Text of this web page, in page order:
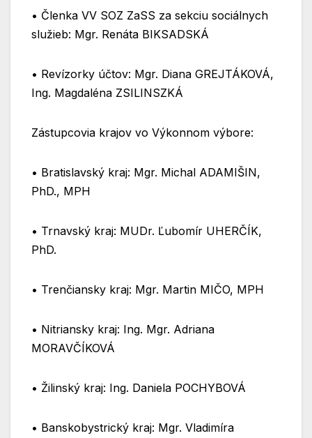
•⁠ ⁠Členka VV SOZ ZaSS za sekciu sociálnych
služieb: Mgr. Renáta BIKSADSKÁ
•⁠ ⁠Revízorky účtov: Mgr. Diana GREJTÁKOVÁ,
Ing. Magdaléna ZSILINSZKÁ
Zástupcovia krajov vo Výkonnom výbore:
•⁠ ⁠Bratislavský kraj: Mgr. Michal ADAMIŠIN,
PhD., MPH
•⁠ ⁠Trnavský kraj: MUDr. Ľubomír UHERČÍK,
PhD.
•⁠ ⁠Trenčiansky kraj: Mgr. Martin MIČO, MPH
•⁠ ⁠Nitriansky kraj: Ing. Mgr. Adriana
MORAVČÍKOVÁ
•⁠ ⁠Žilinský kraj: Ing. Daniela POCHYBOVÁ
•⁠ ⁠Banskobystrický kraj: Mgr. Vladimíra